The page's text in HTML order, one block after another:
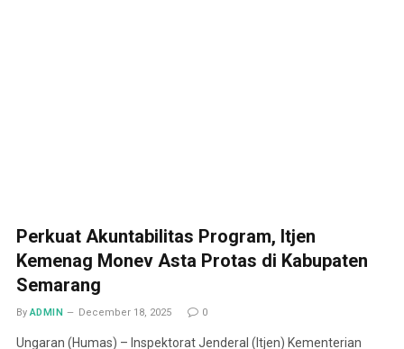
Perkuat Akuntabilitas Program, Itjen
Kemenag Monev Asta Protas di Kabupaten
Semarang
By ADMIN December 18, 2025 0
Ungaran (Humas) – Inspektorat Jenderal (Itjen) Kementerian